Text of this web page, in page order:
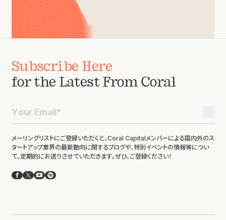
Subscribe Here
for the Latest From Coral
メーリングリストにご登録いただくと、Coral Capitalメンバーによる国内外のス
タートアップ業界の最新動向に関するブログや、特別イベントの情報等につい
て、定期的にお送りさせていただきます。ぜひ、ご登録ください！
Facebook
X YouTube
Spotify